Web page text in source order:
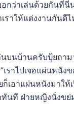
กว่าเล่นด้วยกันที่นี่
าให้แต่งงานกันดี
นบ้านครับปุ้ยถาม
ราไปเจอแผ่นหนัง
เอาแผ่นหนังมาให้
นที ฝ่ายหญิงนั่งขย่